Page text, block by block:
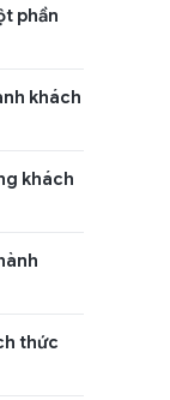
phần
khách
khách
thức